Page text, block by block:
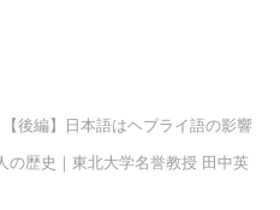
【後編】日本語はヘブライ語の影響
の歴史｜東北大学名誉教授 田中英